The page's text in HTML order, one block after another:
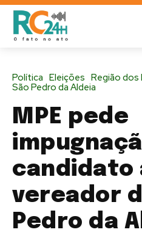
Política Eleições Região dos
São Pedro da Aldeia
MPE pede
candidato
vereador
Pedro da